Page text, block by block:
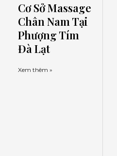
Cơ Sở Massage
Chân Nam Tại
Phượng Tím
Đà Lạt
Xem thêm »